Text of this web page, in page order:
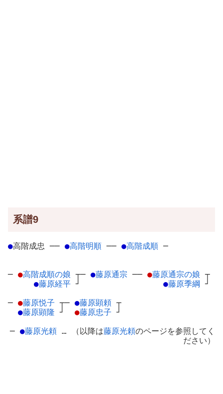
系譜9
●高階成忠 ── ●高階明順 ── ●高階成順 ─
─ ●高階成順の娘 ┬
●藤原経平 ┘
─ ●藤原通宗 ── ●藤原通宗の娘 ┬
●藤原季綱 ┘
─ ●藤原悦子 ┬
●藤原顕隆 ┘
─ ●藤原顕頼 ┬
●藤原忠子 ┘
─ ●藤原光頼 … （以降は藤原光頼のページを参照してく
ださい）